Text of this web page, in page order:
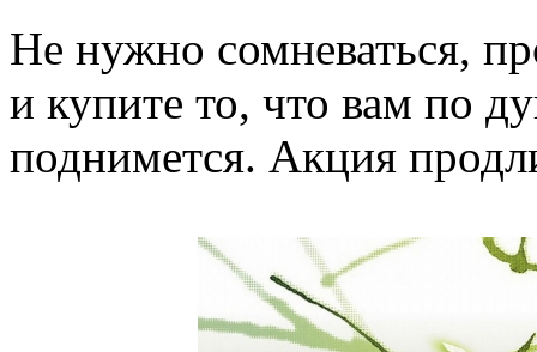
Не нужно сомневаться,
и купите то, что вам по
поднимется. Акция